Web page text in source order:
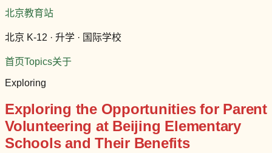
北京教育站
北京 K-12 · 升学 · 国际学校
首页Topics关于
Exploring
Exploring the Opportunities for Parent
Volunteering at Beijing Elementary
Schools and Their Benefits